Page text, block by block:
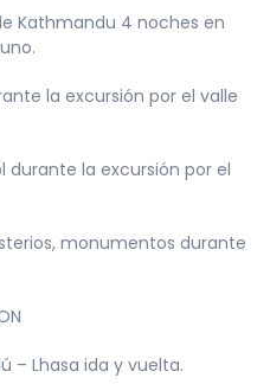
Kathmandu 4 noches en
la excursión por el valle
durante la excursión por el
monumentos durante
– Lhasa ida y vuelta.